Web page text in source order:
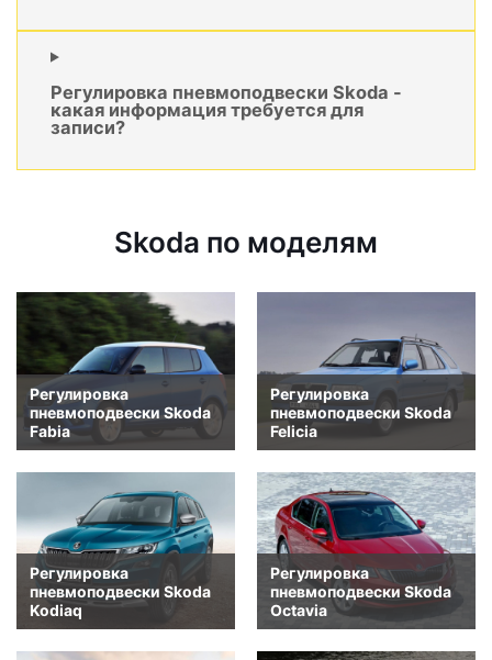
Регулировка пневмоподвески Skoda -
какая информация требуется для
записи?
Skoda по моделям
Регулировка
пневмоподвески Skoda
Fabia
Регулировка
пневмоподвески Skoda
Felicia
Регулировка
пневмоподвески Skoda
Kodiaq
Регулировка
пневмоподвески Skoda
Octavia